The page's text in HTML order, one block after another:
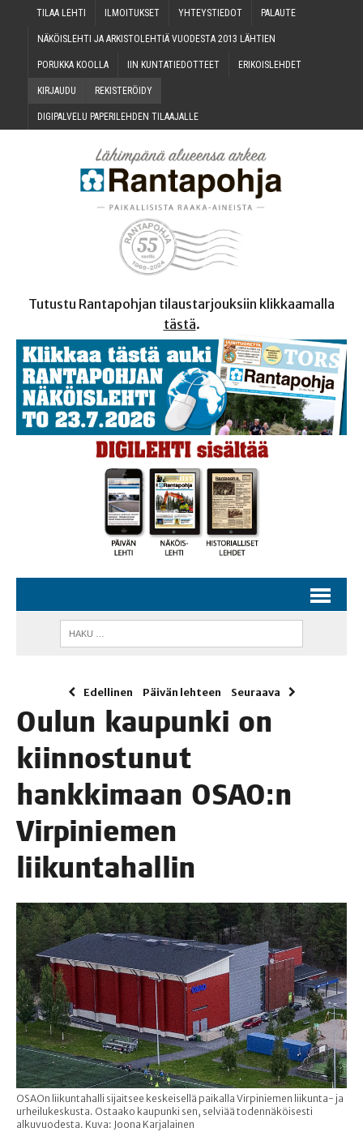
TILAA LEH­TI ILMOI­TUK­SET YHTEYS­TIE­DOT PALAU­TE
NÄKÖIS­LEH­TI JA ARKIS­TO­LEH­TIÄ VUO­DES­TA 2013 LÄHTIEN
PORUK­KA KOOLLA IIN KUN­TA­TIE­DOT­TEET ERI­KOIS­LEH­DET
KIR­JAU­DU REKIS­TE­RÖI­DY
DIGI­PAL­VE­LU PAPE­RI­LEH­DEN TILAAJALLE
Tutustu Rantapohjan tilaustarjouksiin klikkaamalla
tästä.
Edellinen Päivän lehteen Seuraava
Oulun kau­pun­ki on
kiin­nos­tu­nut
hank­ki­maan OSAO:n
Vir­pi­nie­men
liikuntahallin
OSAOn liikuntahalli sijaitsee keskeisellä paikalla Virpiniemen liikunta- ja
urheilukeskusta. Ostaako kaupunki sen, selviää todennäköisesti
alkuvuodesta. Kuva: Joona Karjalainen